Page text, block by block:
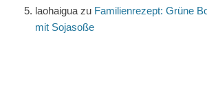
laohaigua zu Familienrezept: Grüne
mit Sojasoße